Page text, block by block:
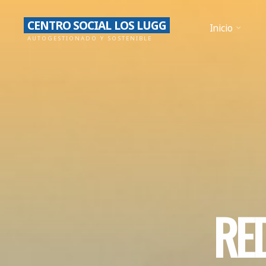
contenido
CENTRO SOCIAL LOS LUGG
AUTOGESTIONADO Y SOSTENIBLE
Inicio
RE